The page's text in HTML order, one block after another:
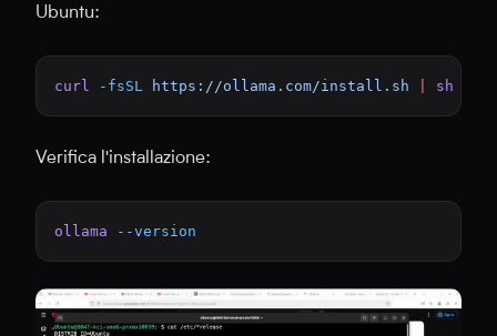
Ubuntu:
curl -fsSL https://ollama.com/install.sh sh
Verifica l'installazione:
ollama --version